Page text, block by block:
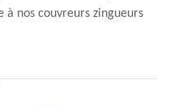
à nos couvreurs zingueurs